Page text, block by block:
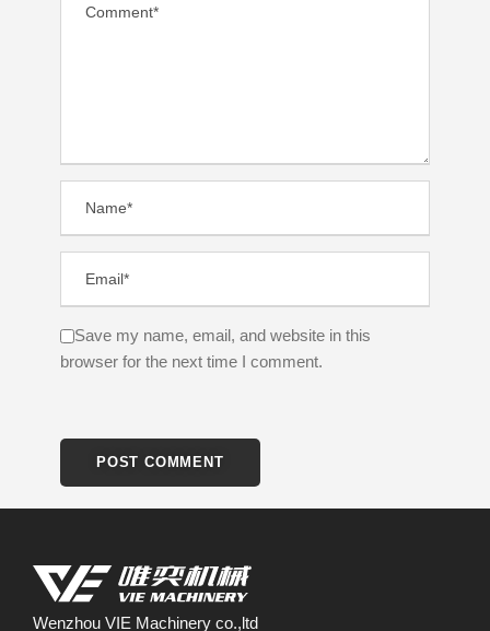
Save my name, email, and website in this
browser for the next time I comment.
Wenzhou VIE Machinery co.,ltd